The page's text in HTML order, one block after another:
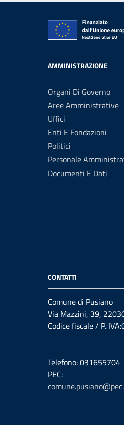
AMMINISTRAZIONE
Organi Di Governo
Aree Amministrative
Uffici
Enti E Fondazioni
Politici
Personale
Documenti E Dati
CONTATTI
Comune di Pusiano
Via Mazzini, 39,
Codice fiscale / P.
Telefono: 031655704
PEC: